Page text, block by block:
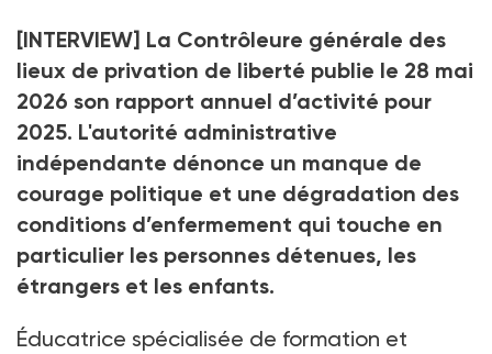
[INTERVIEW] La Contrôleure générale des
lieux de privation de liberté publie le 28 mai
2026 son rapport annuel d’activité pour
2025. L'autorité administrative
indépendante dénonce un manque de
courage politique et une dégradation des
conditions d’enfermement qui touche en
particulier les personnes détenues, les
étrangers et les enfants.
Éducatrice spécialisée de formation et